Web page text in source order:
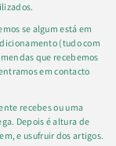
se algum está em
(tudo com
que recebemos
em contacto
recebes ou uma
Depois é altura de
e usufruir dos artigos.